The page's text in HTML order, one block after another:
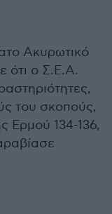
Ακυρωτικό
ότι ο Σ.Ε.Α.
του σκοπούς,
Ερμού 134-136,